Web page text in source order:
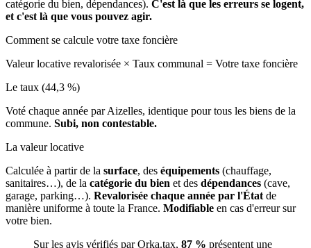
catégorie du bien, dépendances). C'est là que les erreurs se logent,
et c'est là que vous pouvez agir.
Comment se calcule votre taxe foncière
Valeur locative revalorisée × Taux communal = Votre taxe foncière
Le taux (44,3 %)
Voté chaque année par Aizelles, identique pour tous les biens de la
commune. Subi, non contestable.
La valeur locative
Calculée à partir de la surface, des équipements (chauffage,
sanitaires…), de la catégorie du bien et des dépendances (cave,
garage, parking…). Revalorisée chaque année par l'État de
manière uniforme à toute la France. Modifiable en cas d'erreur sur
votre bien.
Sur les avis vérifiés par Orka.tax, 87 % présentent une